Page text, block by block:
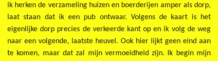
ik herken de verzameling huizen en boerderijen amper als dorp,
laat staan dat ik een pub ontwaar. Volgens de kaart is het
eigenlijke dorp precies de verkeerde kant op en ik volg de weg
naar een volgende, laatste heuvel. Ook hier lijkt geen eind aan
te komen, maar dat zal mijn vermoeidheid zijn. Ik begin mijn